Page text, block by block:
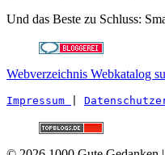
Und das Beste zu Schluss:
Webverzeichnis Webkatalog
Impressum